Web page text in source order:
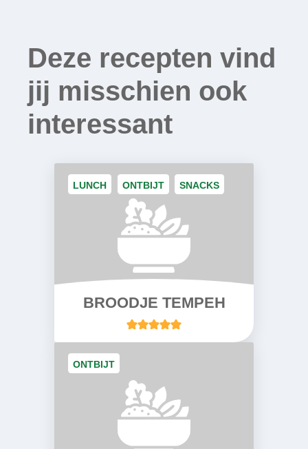
Deze recepten vind
jij misschien ook
interessant
LUNCH ONTBIJT SNACKS
BROODJE TEMPEH
ONTBIJT